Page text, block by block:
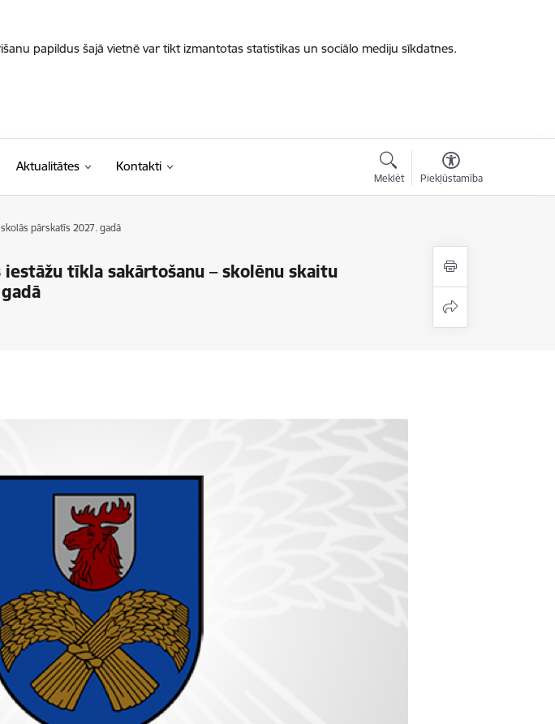
papildus šajā vietnē var tikt izmantotas statistikas un sociālo mediju sīkdatnes.
Aktualitātes Kontakti
Meklēt Piekļūstamība
pārskatīs 2027. gadā
tīkla sakārtošanu – skolēnu skaitu